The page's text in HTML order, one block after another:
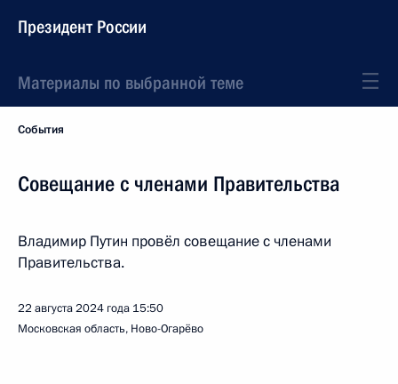
Президент России
Материалы по выбранной теме
События
Совещание с членами Правительства
Владимир Путин провёл совещание с членами
Правительства.
22 августа 2024 года 15:50
Московская область, Ново-Огарёво